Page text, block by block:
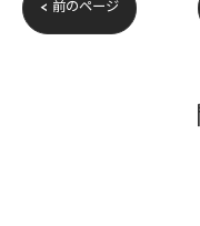
< 前のページ